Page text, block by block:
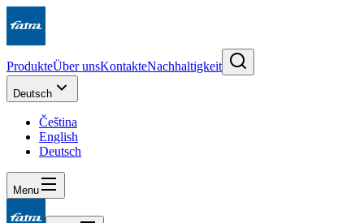
ProdukteÜber unsKontakteNachhaltigkeit
Deutsch
Čeština
English
Deutsch
Menu